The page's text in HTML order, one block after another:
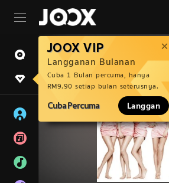
JOOX VIP
Langganan Bulanan
Cuba 1 Bulan percuma, hanya
RM9.90 setiap bulan seterusnya.
Cuba Percuma Langgan